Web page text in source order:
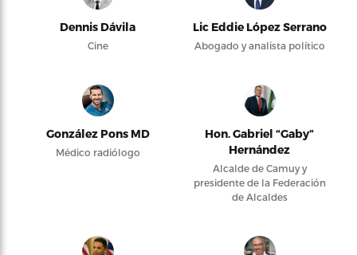
Dennis Dávila
Cine
Lic Eddie López Serrano
Abogado y analista político
González Pons MD
Médico radiólogo
Hon. Gabriel “Gaby”
Hernández
Alcalde de Camuy y
presidente de la Federación
de Alcaldes